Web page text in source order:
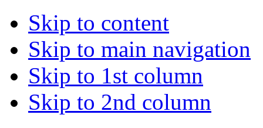
Skip to content
Skip to main navigation
Skip to 1st column
Skip to 2nd column